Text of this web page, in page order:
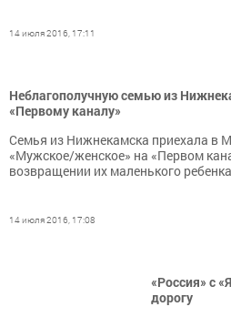
14 июля 2016, 17:11
Неблагополучную семью из
«Первому каналу»
Семья из Нижнекамска приехала в
«Мужское/женское» на «Первом
возвращении их маленького
14 июля 2016, 17:08
«Россия» с
дорогу